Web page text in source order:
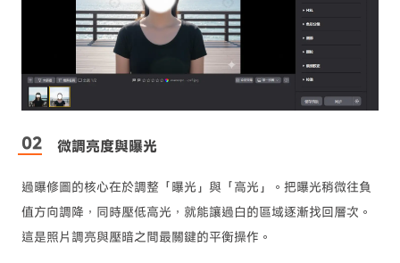
微調亮度與曝光
過曝修圖的核心在於調整「曝光」與「高光」。把曝光稍微往負
值方向調降，同時壓低高光，就能讓過白的區域逐漸找回層次。
這是照片調亮與壓暗之間最關鍵的平衡操作。